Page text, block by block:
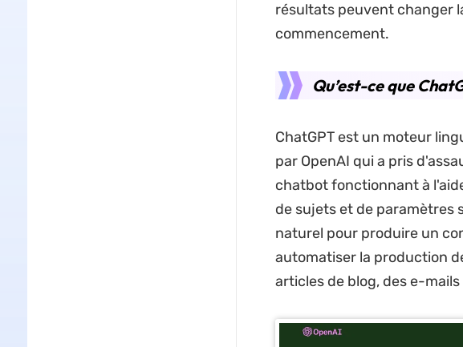
résultats peuvent changer
commencement.
Qu’est-ce que
ChatGPT est un moteur
par OpenAI qui a pris
chatbot fonctionnant à
de sujets et de paramètres
naturel pour produire un
automatiser la production
articles de blog, des e-